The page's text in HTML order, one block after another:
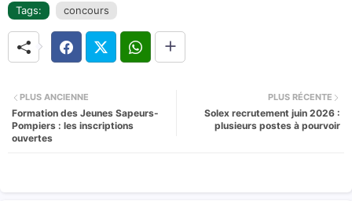
Tags: concours
PLUS RÉCENTE
Solex recrutement juin 2026 :
plusieurs postes à pourvoir
PLUS ANCIENNE
Formation des Jeunes Sapeurs-
Pompiers : les inscriptions
ouvertes